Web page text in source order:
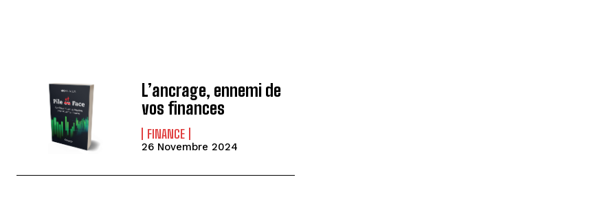
L’ancrage, ennemi de
vos finances
FINANCE
26 Novembre 2024